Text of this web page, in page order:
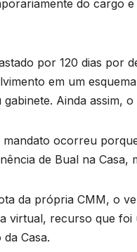
do cargo
por 120 dias por
em um
gabinete. Ainda assim,
ocorreu
de Bual na Casa,
da própria CMM, o
virtual, recurso que foi
Casa.